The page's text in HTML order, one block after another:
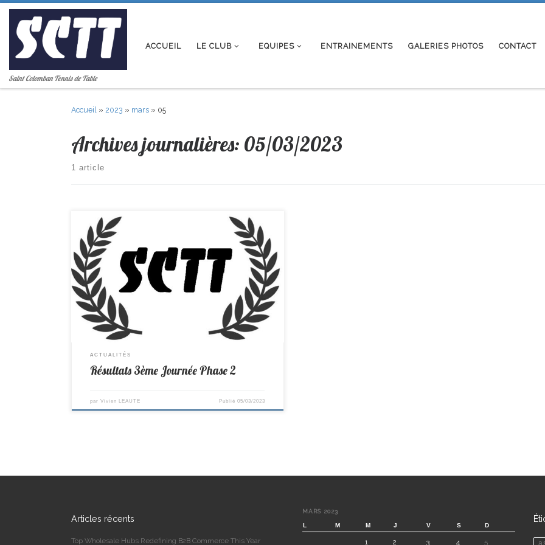
Passer au contenu
Saint Colomban Tennis de Table
ACCUEIL LE CLUB EQUIPES ENTRAINEMENTS GALERIES PHOTOS CONTACT
Accueil » 2023 » mars » 05
Archives journalières: 05/03/2023
1 article
Toutes les équipes victorieuses pour la 2ème fois
consécutive. Bravo à tous. R2-> St Colomban 8-6 Vivy-
Gennes PR-> St Colomban 13–7 Coueron D2-> Vieillevigne
6–14 St Colomban D4 -> Mouzillon 1–9 St Colomban
Jeunes D3(1)-> St Colomban 10–0 St Michel Jeunes D3(2)-
> St Colomban – Exempt
ACTUALITÉS
Résultats 3ème Journée Phase 2
parVivien LEAUTE Publié 05/03/2023
Articles récents
Top Wholesale Hubs Redefining B2B Commerce This Year
MARS 2023
L M M J V S D
1 2 3 4 5